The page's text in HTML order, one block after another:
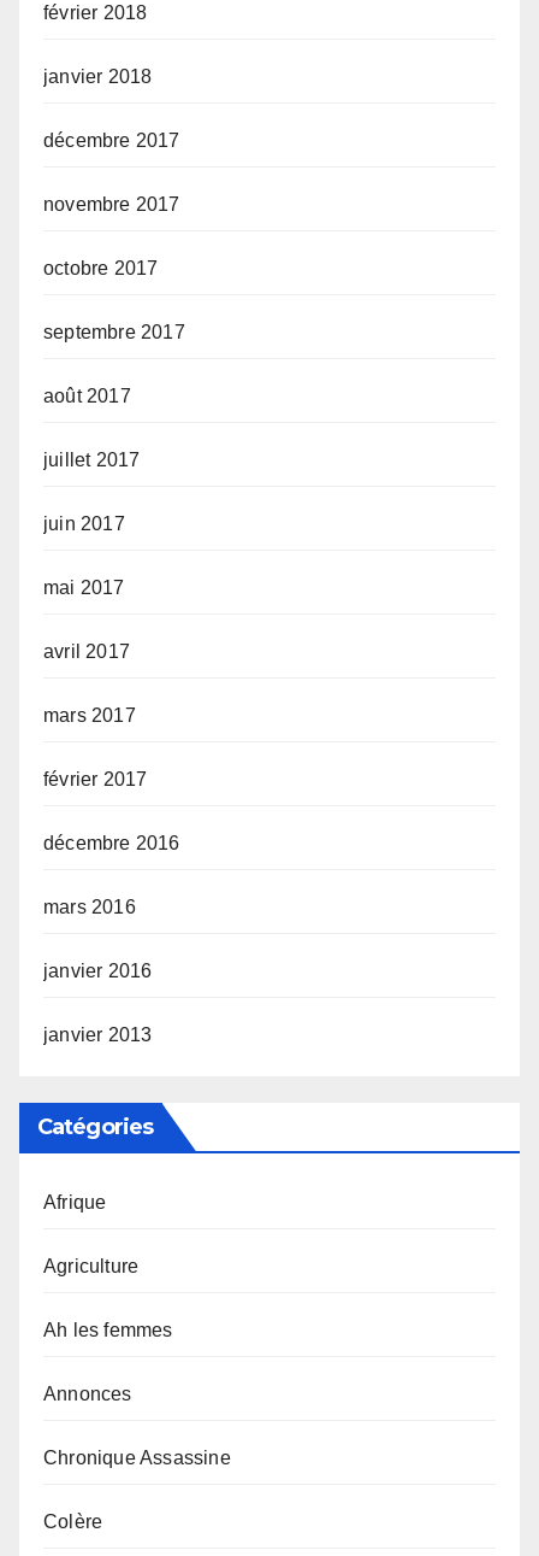
février 2018
janvier 2018
décembre 2017
novembre 2017
octobre 2017
septembre 2017
août 2017
juillet 2017
juin 2017
mai 2017
avril 2017
mars 2017
février 2017
décembre 2016
mars 2016
janvier 2016
janvier 2013
Catégories
Afrique
Agriculture
Ah les femmes
Annonces
Chronique Assassine
Colère